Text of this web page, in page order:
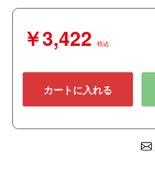
￥3,422 税込
カートに入れる